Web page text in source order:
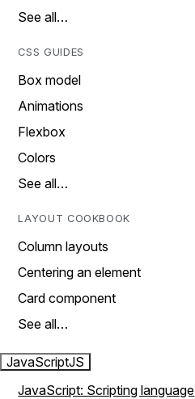
See all…
CSS GUIDES
Box model
Animations
Flexbox
Colors
See all…
LAYOUT COOKBOOK
Column layouts
Centering an element
Card component
See all…
JavaScriptJS
JavaScript: Scripting language